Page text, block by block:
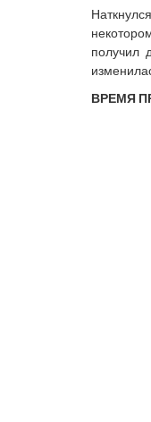
получил
ВРЕМЯ